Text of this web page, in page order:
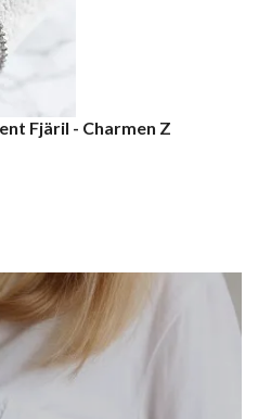
Fjäril - Charmen Z